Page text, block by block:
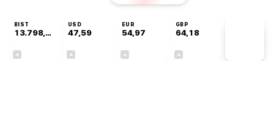
BIST
13.798,82
USD
47,59
EUR
54,97
GBP
64,18